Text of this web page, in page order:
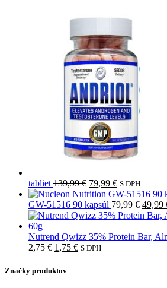
tabliet 139,99€ Pôvodná
cena
bola:
139,99 €.
79,99 €Aktuálna
cena
je:
79,99 €.
S DPH
GW-51516 90 kapsúl 79,99€
cena
79,99
49,99
Nutrend Qwizz 35% Protein Bar,
2,75€ Pôvodná
bola:
1,75 €Aktuálna
S DPH
Značky produktov